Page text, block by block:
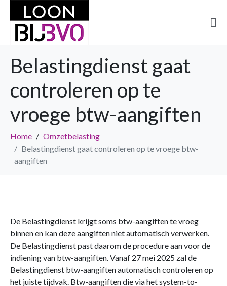
Belastingdienst gaat
controleren op te
vroege btw-aangiften
Home
Omzetbelasting
Belastingdienst gaat controleren op te vroege btw-
aangiften
De Belastingdienst krijgt soms btw-aangiften te vroeg
binnen en kan deze aangiften niet automatisch verwerken.
De Belastingdienst past daarom de procedure aan voor de
indiening van btw-aangiften. Vanaf 27 mei 2025 zal de
Belastingdienst btw-aangiften automatisch controleren op
het juiste tijdvak. Btw-aangiften die via het system-to-